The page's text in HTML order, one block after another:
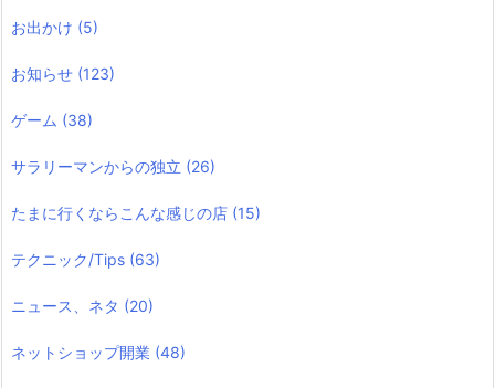
お出かけ (5)
お知らせ (123)
ゲーム (38)
サラリーマンからの独立 (26)
たまに行くならこんな感じの店 (15)
テクニック/Tips (63)
ニュース、ネタ (20)
ネットショップ開業 (48)